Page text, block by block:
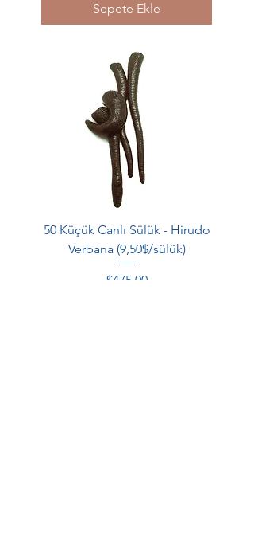
Sepete Ekle
50 Küçük Canlı Sülük - Hirudo
Verbana (9,50$/sülük)
Fiyat
$475,00